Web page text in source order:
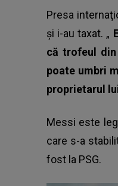
Presa
și i-au taxat. „
că trofeul
poate umbri
proprietarul
Messi este
care s-a
fost la PSG.